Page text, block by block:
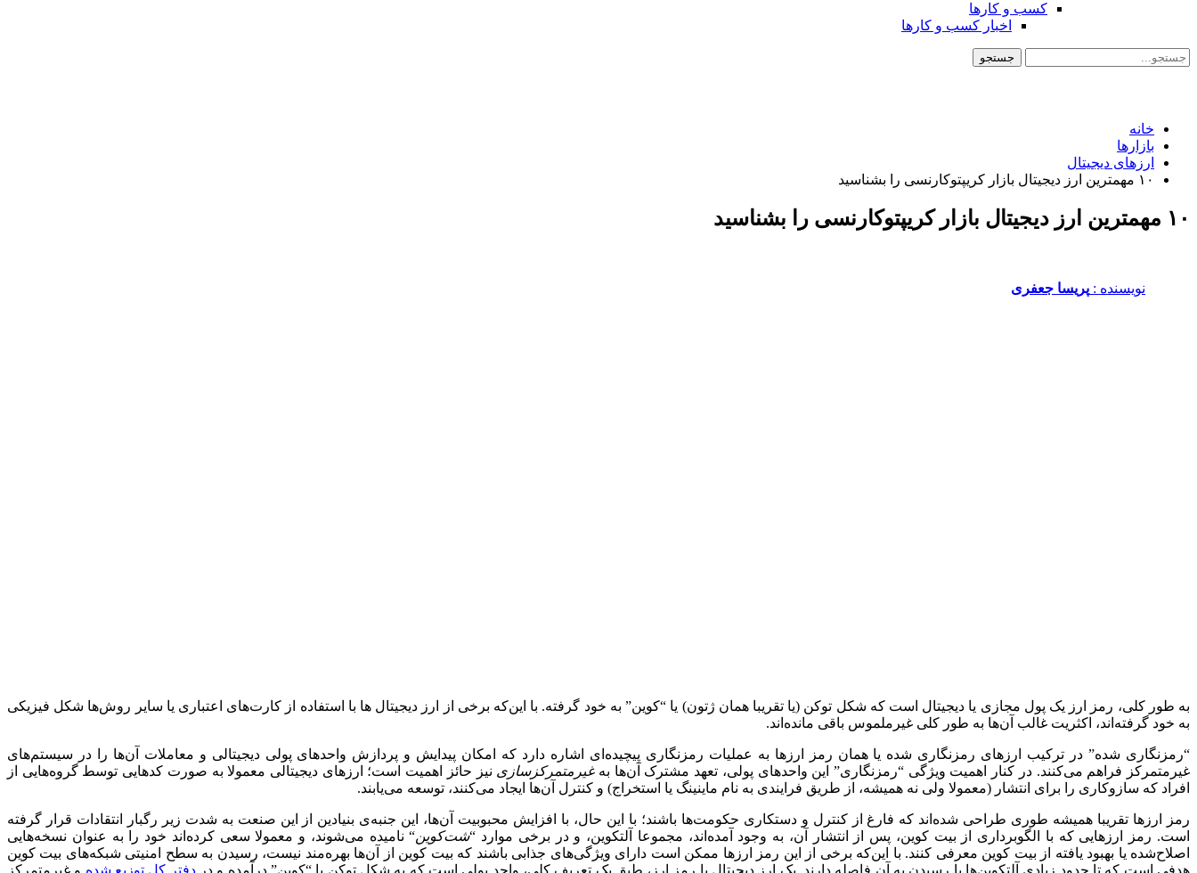
کسب و کارها
اخبار کسب و کارها
خانه
بازارها
ارزهای دیجیتال
۱۰ مهمترین ارز دیجیتال بازار کریپتوکارنسی را بشناسید
۱۰ مهمترین ارز دیجیتال بازار کریپتوکارنسی را بشناسید
نویسنده :‌ پریسا جعفری
به طور کلی، رمز ارز یک پول مجازی یا دیجیتال است که شکل توکن (یا تقریبا همان ژتون) یا “‌کوین‌”‌ به خود گرفته. با این‌که برخی از ارز دیجیتال ها با استفاده از کارت‌های اعتباری یا سایر روش‌ها شکل فیزیکی
به خود گرفته‌اند، اکثریت غالب آن‌ها به طور کلی غیرملموس باقی مانده‌اند.
“‌رمزنگاری شده‌”‌ در ترکیب ارزهای رمزنگاری شده یا همان رمز ارزها به عملیات رمزنگاری پیچیده‌ای اشاره دارد که امکان پیدایش و پردازش واحدهای پولی دیجیتالی و معاملات آن‌ها را در سیستم‌های
غیرمتمرکز فراهم می‌کنند. در کنار اهمیت ویژگی “‌رمزنگاری‌”‌ این واحدهای پولی، تعهد مشترک آن‌ها بهغیرمتمرکزسازی نیز حائز اهمیت است؛ ارزهای دیجیتالی معمولا به صورت کدهایی توسط گروه‌هایی از
افراد که سازوکاری را برای انتشار (معمولا ولی نه همیشه، از طریق فرایندی به نام ماینینگ یا استخراج) و کنترل آن‌ها ایجاد می‌کنند، توسعه می‌یابند.
رمز ارزها تقریبا همیشه طوری طراحی شده‌اند که فارغ از کنترل و دستکاری حکومت‌ها باشند؛ با این‌ حال، با افزایش محبوبیت آن‌ها، این جنبه‌ی بنیادین از این صنعت به شدت زیر رگبار انتقادات قرار گرفته
است. رمز ارزهایی که با الگوبرداری از بیت کوین، پس از انتشار آن، به وجود آمده‌اند، مجموعا آلتکوین، و در برخی موارد “‌شت‌کوین‌“‌ نامیده می‌شوند، و معمولا سعی کرده‌اند خود را به عنوان نسخه‌هایی
اصلاح‌شده یا بهبود یافته‌ از بیت کوین معرفی کنند. با این‌که برخی از این رمز ارزها ممکن است دارای ویژگی‌های جذابی باشند که بیت کوین از آن‌ها بهره‌مند نیست، رسیدن به سطح امنیتی شبکه‌های بیت کوین
هدفی است که تا حدود زیادی آلتکوین‌ها با رسیدن به آن فاصله دارند. یک ارز دیجیتال یا رمز ارز، طبق یک تعریف کلی، واحد پولی است که به شکل توکن یا “‌کوین‌”‌ درآمده و دردفتر کلِ توزیع شده و غیرمتمرکز